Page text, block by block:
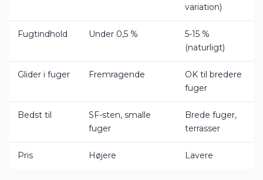
variation)
Fugtindhold Under 0,5 %
5-15 %
(naturligt)
Glider i fuger Fremragende
OK til bredere
fuger
Bedst til
SF-sten, smalle
fuger
Brede fuger,
terrasser
Pris Højere Lavere